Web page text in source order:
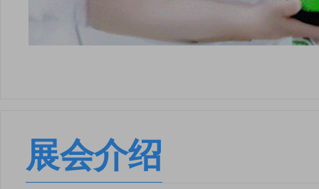
展会介绍